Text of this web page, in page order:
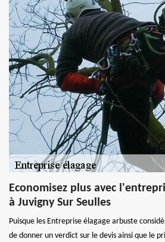
Economisez plus avec
à Juvigny Sur Seulles
Puisque les Entreprise élagage arbuste
de donner un verdict sur le devis ainsi que le